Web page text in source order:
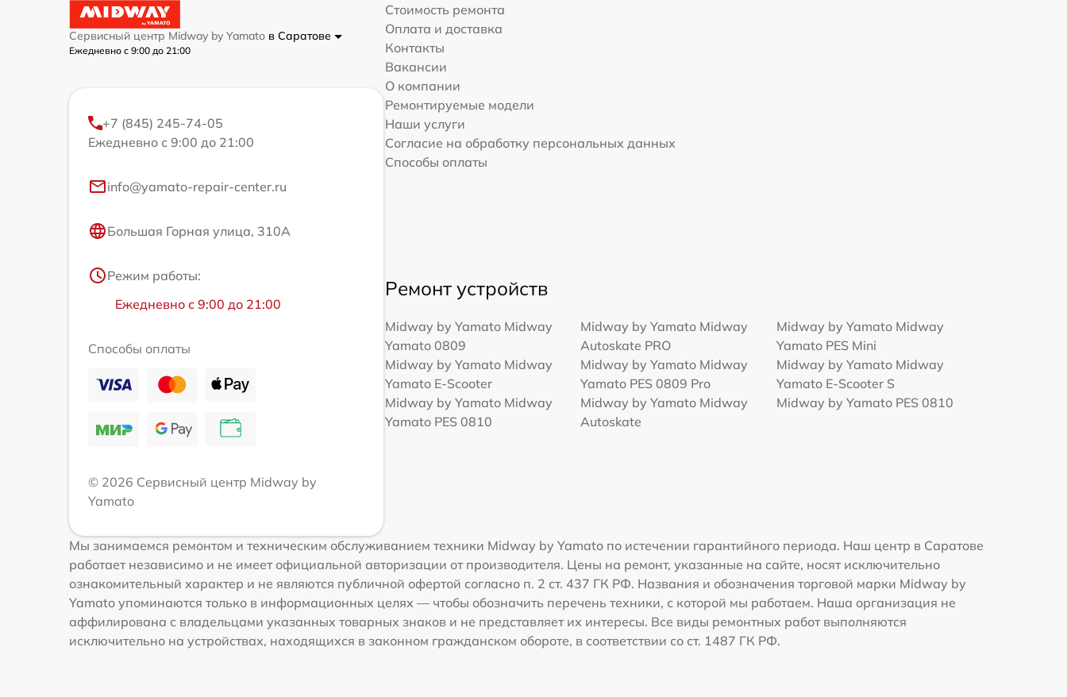
Сервисный центр Midway by Yamato в Саратове
Ежедневно с 9:00 до 21:00
+7 (845) 245-74-05
Ежедневно с 9:00 до 21:00
info@yamato-repair-center.ru
Большая Горная улица, 310А
Режим работы:
Ежедневно с 9:00 до 21:00
Способы оплаты
© 2026 Сервисный центр Midway by
Yamato
Стоимость ремонта
Оплата и доставка
Контакты
Вакансии
О компании
Ремонтируемые модели
Наши услуги
Согласие на обработку персональных данных
Способы оплаты
Ремонт устройств
Midway by Yamato Midway
Yamato 0809
Midway by Yamato Midway
Autoskate PRO
Midway by Yamato Midway
Yamato PES Mini
Midway by Yamato Midway
Yamato E-Scooter
Midway by Yamato Midway
Yamato PES 0809 Pro
Midway by Yamato Midway
Yamato E-Scooter S
Midway by Yamato Midway
Yamato PES 0810
Midway by Yamato Midway
Autoskate
Midway by Yamato PES 0810
Мы занимаемся ремонтом и техническим обслуживанием техники Midway by Yamato по истечении гарантийного периода. Наш центр в Саратове
работает независимо и не имеет официальной авторизации от производителя. Цены на ремонт, указанные на сайте, носят исключительно
ознакомительный характер и не являются публичной офертой согласно п. 2 ст. 437 ГК РФ. Названия и обозначения торговой марки Midway by
Yamato упоминаются только в информационных целях — чтобы обозначить перечень техники, с которой мы работаем. Наша организация не
аффилирована с владельцами указанных товарных знаков и не представляет их интересы. Все виды ремонтных работ выполняются
исключительно на устройствах, находящихся в законном гражданском обороте, в соответствии со ст. 1487 ГК РФ.